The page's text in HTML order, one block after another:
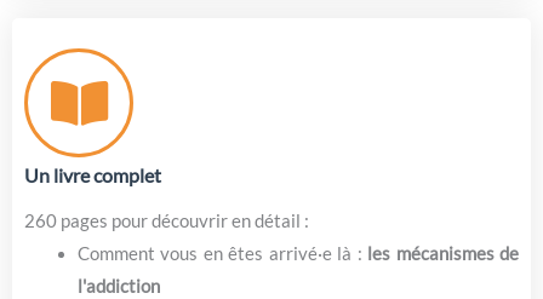
Un livre complet
260 pages pour découvrir en détail :
Comment vous en êtes arrivé·e là : les mécanismes de
l'addiction